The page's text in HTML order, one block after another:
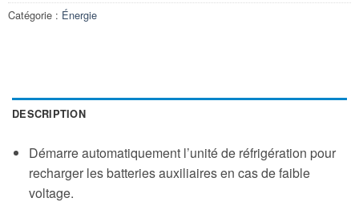
Catégorie : Énergie
DESCRIPTION
Démarre automatiquement l’unité de réfrigération pour
recharger les batteries auxiliaires en cas de faible
voltage.